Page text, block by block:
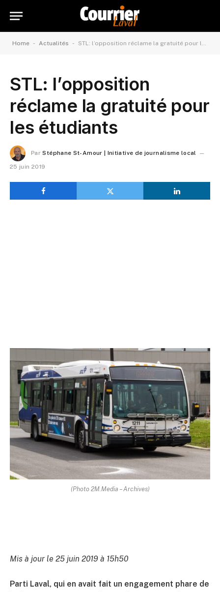
Home - Actualités - STL: l’opposition réclame la gratuité pour les étudiants
STL: l’opposition
réclame la gratuité pour
les étudiants
Par Stéphane St-Amour | Initiative de journalisme local
25 juin 2019
(Photo 2M.Media – Archives)
Mis à jour le 25 juin 2019 à 15h50
Parti Laval, qui en avait fait un engagement phare de